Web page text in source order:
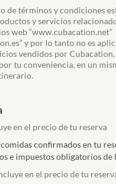
de términos y condiciones
y servicios
web “www.cubacation.net”
y por lo tanto no es
vendidos por
tu conveniencia, en un
en el precio de tu reserva
confirmados en tu
e impuestos obligatorios de
en el precio de tu